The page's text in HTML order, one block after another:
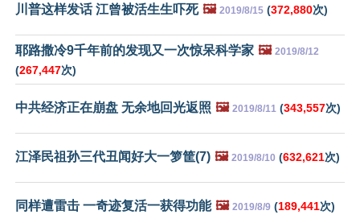
川普这样发话 江曾被活生生吓死 🖼️ 2019/8/15 (372,880次)
耶路撒冷9千年前的发现又一次惊呆科学家 🖼️ 2019/8/12
(267,447次)
中共经济正在崩盘 无余地回光返照 🖼️ 2019/8/11 (343,557次)
江泽民祖孙三代丑闻好大一箩筐(7) 🖼️ 2019/8/10 (632,621次)
同样遭雷击 一奇迹复活一获得功能 🖼️ 2019/8/9 (189,441次)